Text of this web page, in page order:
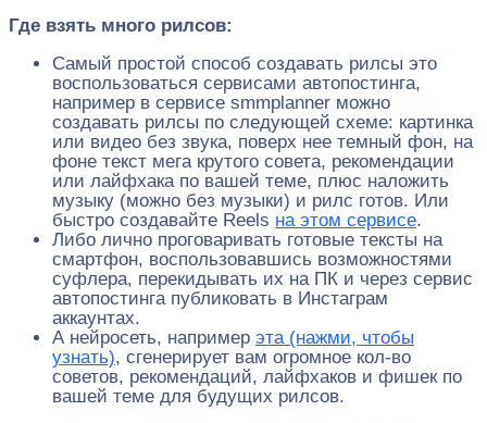
Где взять много рилсов:
Самый простой способ создавать рилсы это
воспользоваться сервисами автопостинга,
например в сервисе smmplanner можно
создавать рилсы по следующей схеме: картинка
или видео без звука, поверх нее темный фон, на
фоне текст мега крутого совета, рекомендации
или лайфхака по вашей теме, плюс наложить
музыку (можно без музыки) и рилс готов. Или
быстро создавайте Reels на этом сервисе.
Либо лично проговаривать готовые тексты на
смартфон, воспользовавшись возможностями
суфлера, перекидывать их на ПК и через сервис
автопостинга публиковать в Инстаграм
аккаунтах.
А нейросеть, например эта (нажми, чтобы
узнать), сгенерирует вам огромное кол-во
советов, рекомендаций, лайфхаков и фишек по
вашей теме для будущих рилсов.